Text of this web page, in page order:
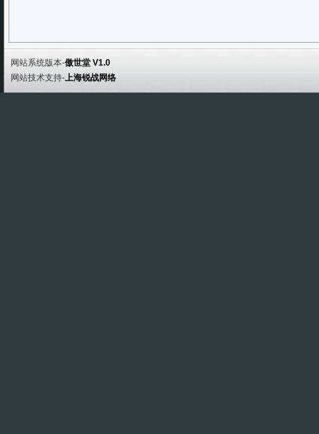
网站系统版本-傲世堂 V1.0
网站技术支持-上海锐战网络